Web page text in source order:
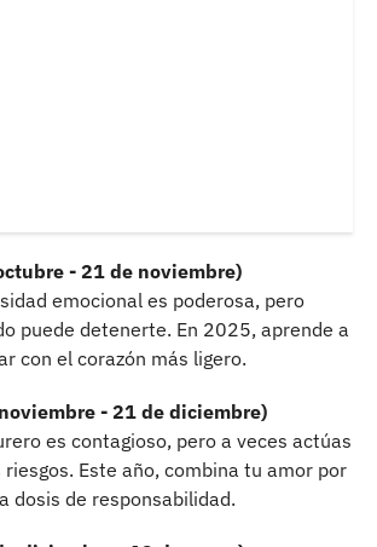
- 21 de noviembre)
emocional es poderosa, pero
puede detenerte. En 2025, aprende a
con el corazón más ligero.
- 21 de diciembre)
es contagioso, pero a veces actúas
Este año, combina tu amor por
dosis de responsabilidad.